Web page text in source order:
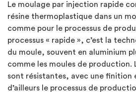
Le moulage par injection rapide
résine thermoplastique dans un
comme pour le processus de
processus « rapide », c’est la
du moule, souvent en aluminium
comme les moules de production.
sont résistantes, avec une finition
d’ailleurs le processus de